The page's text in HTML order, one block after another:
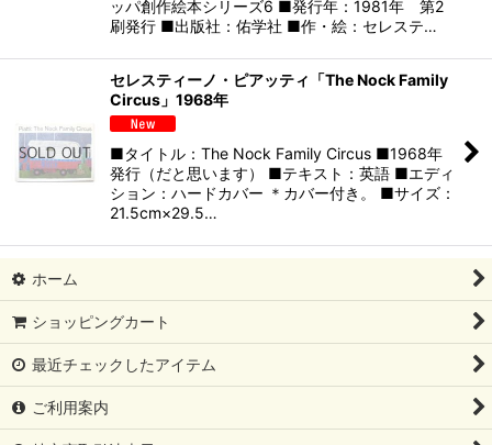
ッパ創作絵本シリーズ6 ■発行年：1981年 第2
刷発行 ■出版社：佑学社 ■作・絵：セレステ…
セレスティーノ・ピアッティ「The Nock Family
Circus」1968年
■タイトル：The Nock Family Circus ■1968年
発行（だと思います） ■テキスト：英語 ■エディ
ション：ハードカバー ＊カバー付き。 ■サイズ：
21.5cm×29.5…
ホーム
ショッピングカート
最近チェックしたアイテム
ご利用案内